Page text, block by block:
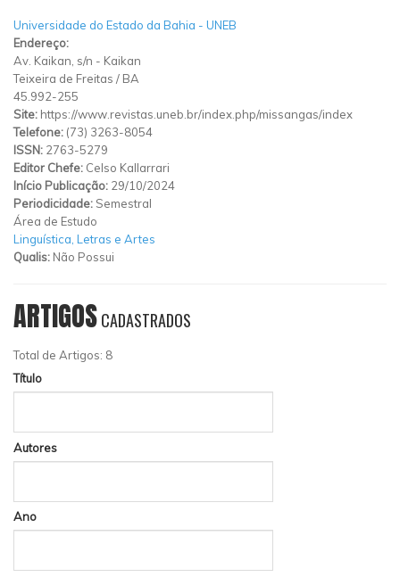
Universidade do Estado da Bahia - UNEB
Endereço:
Av. Kaikan, s/n - Kaikan
Teixeira de Freitas / BA
45.992-255
Site: https://www.revistas.uneb.br/index.php/missangas/index
Telefone: (73) 3263-8054
ISSN: 2763-5279
Editor Chefe: Celso Kallarrari
Início Publicação: 29/10/2024
Periodicidade: Semestral
Área de Estudo
Linguística, Letras e Artes
Qualis: Não Possui
ARTIGOSCADASTRADOS
Total de Artigos: 8
Título
Autores
Ano